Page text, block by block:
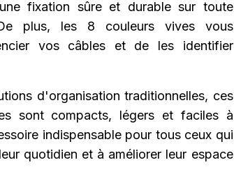
fixation sûre et durable sur toute
plus, les 8 couleurs vives vous
vos câbles et de les identifier
d'organisation traditionnelles, ces
sont compacts, légers et faciles à
indispensable pour tous ceux qui
quotidien et à améliorer leur espace